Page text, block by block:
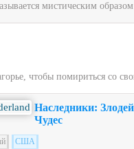
мистическим образом
чтобы помириться со
Наследники:
Чудес
США